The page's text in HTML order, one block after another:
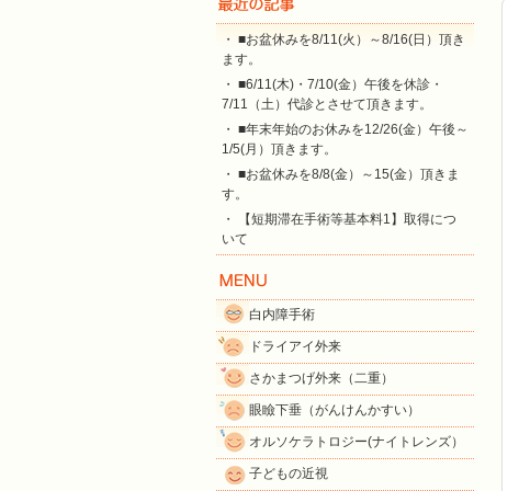
・ ■お盆休みを8/11(火）～8/16(日）頂き
ます。
・ ■6/11(木)・7/10(金）午後を休診・
7/11（土）代診とさせて頂きます。
・ ■年末年始のお休みを12/26(金）午後～
1/5(月）頂きます。
・ ■お盆休みを8/8(金）～15(金）頂きま
す。
・ 【短期滞在手術等基本料1】取得につ
いて
白内障手術
ドライアイ外来
さかまつげ外来（二重）
眼瞼下垂（がんけんかすい）
オルソケラトロジー(ナイトレンズ）
子どもの近視